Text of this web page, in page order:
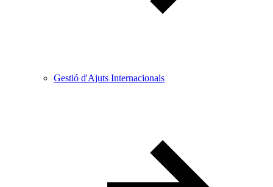
Gestió d'Ajuts Internacionals